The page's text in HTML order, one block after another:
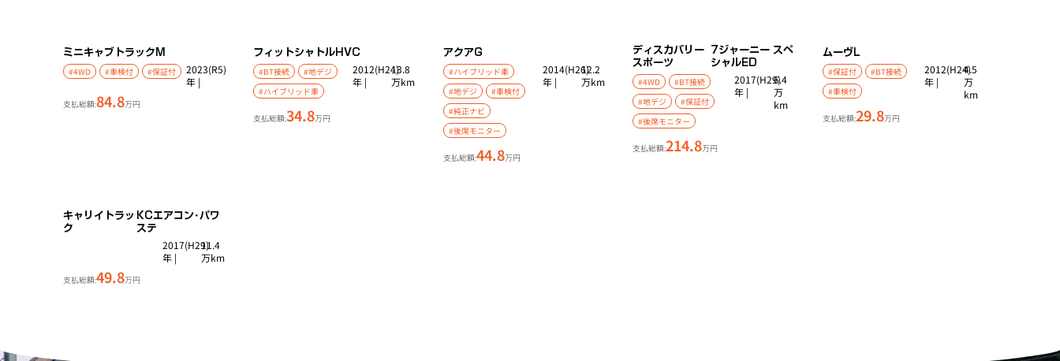
ミニキャブトラック M
#4WD #車検付 #保証付
2023(R5)
年 |
支払総額:84.8万円
フィットシャトルHVC
#BT接続
#地デジ
#ハイブリッド車
2012(H24)
年 |
13.8
万km
支払総額:34.8万円
アクアG
#ハイブリッド車
#地デジ
#車検付
#純正ナビ
#後席モニター
2014(H26)
年 |
12.2
万km
支払総額:44.8万円
ディスカバリー
スポーツ
7ジャーニー スペ
シャルED
#4WD
#BT接続
#地デジ
#保証付
#後席モニター
2017(H29)
年 |
6.4
万
km
支払総額:214.8万円
ムーヴL
#保証付
#BT接続
#車検付
2012(H24)
年 |
4.5
万
km
支払総額:29.8万円
キャリイトラッ
ク
KCエアコン･パワ
ステ
2017(H29)
年 |
11.4
万km
支払総額:49.8万円